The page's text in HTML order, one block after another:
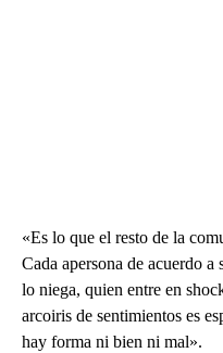
«Es lo que el resto de la
Cada apersona de acuerdo
lo niega, quien entre en
arcoiris de sentimientos es
hay forma ni bien ni mal».